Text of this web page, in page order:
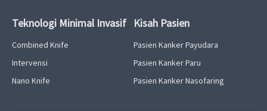
Teknologi Minimal Invasif
Combined Knife
Intervensi
Nano Knife
Kisah Pasien
Pasien Kanker Payudara
Pasien Kanker Paru
Pasien Kanker Nasofaring